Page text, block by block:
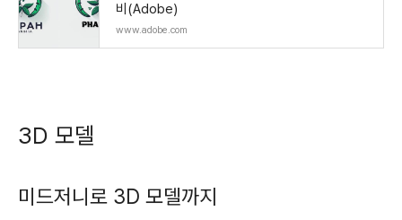
비(Adobe)
www.adobe.com
3D 모델
미드저니로 3D 모델까지